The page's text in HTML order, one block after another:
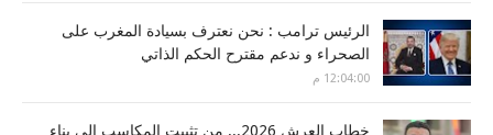
الرئيس ترامب : نحن نعترف بسيادة المغرب على
الصحراء و ندعم مقترح الحكم الذاتي
12:04:00 م
خطاب العرش 2026... من تثبيت المكاسب إلى بناء